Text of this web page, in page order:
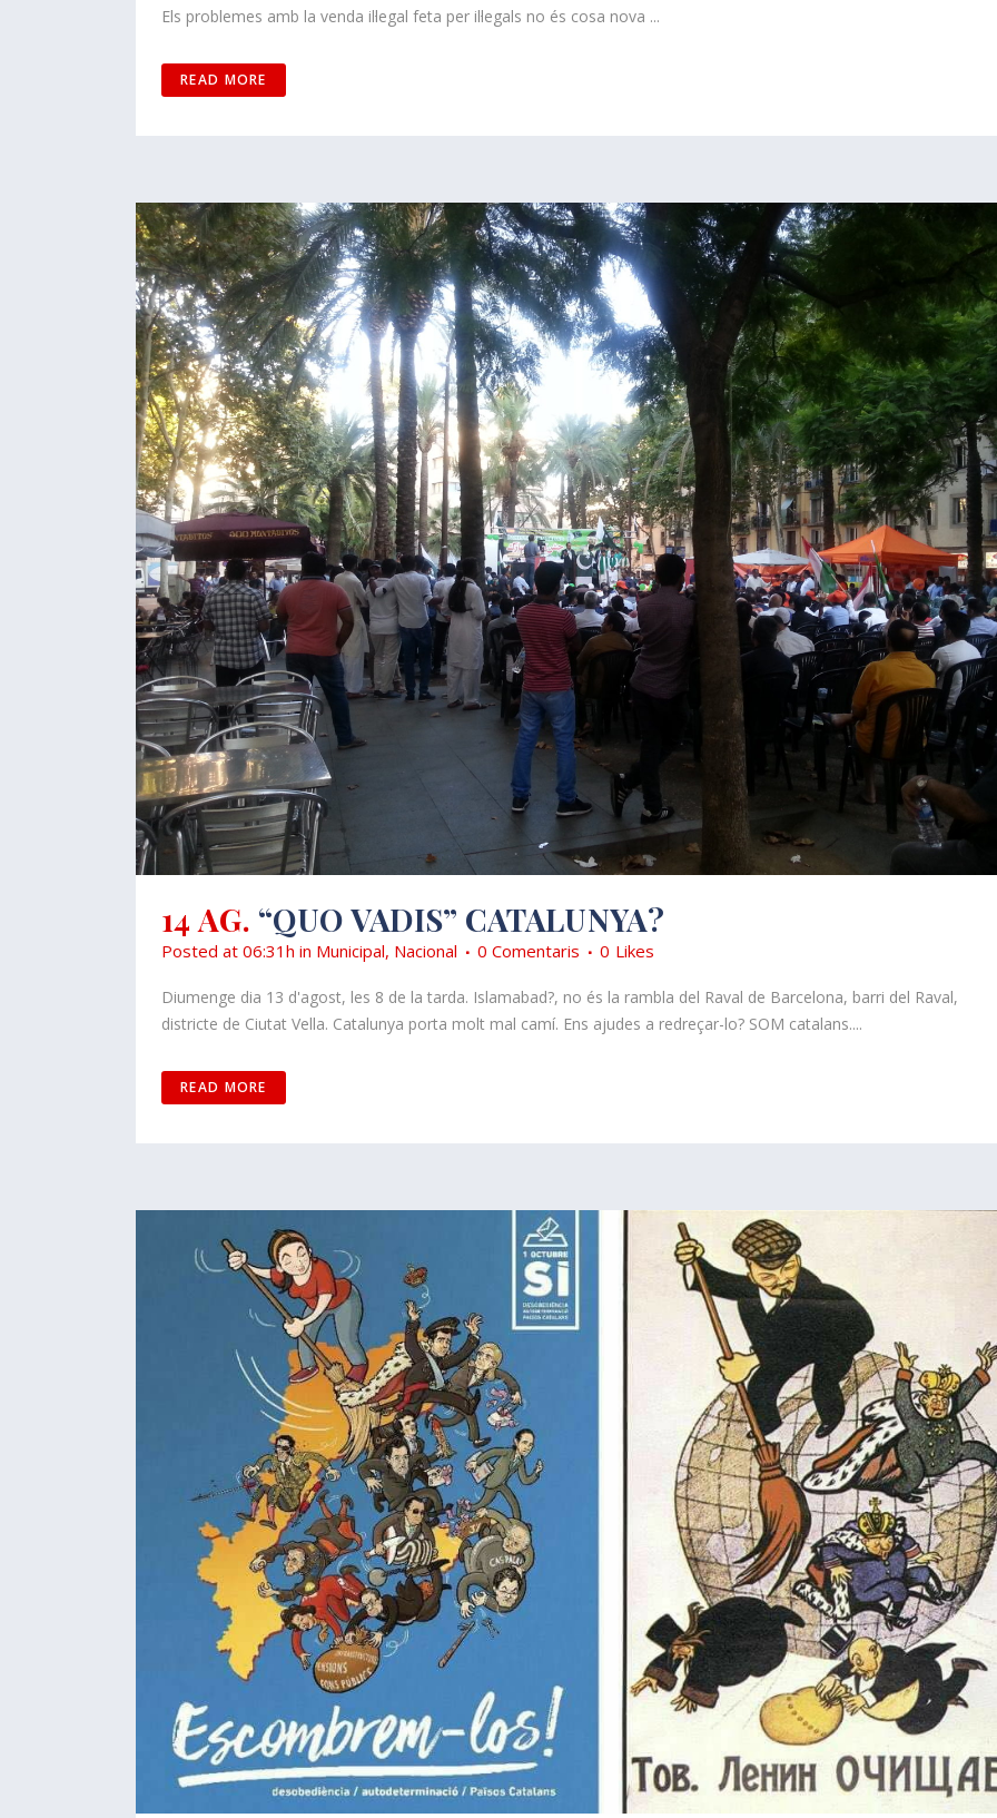
Els problemes amb la venda il·legal feta per il·legals no és cosa nova ...
READ MORE
14 AG. “QUO VADIS” CATALUNYA?
Posted at 06:31h in Municipal, Nacional 0 Comentaris 0 Likes
Diumenge dia 13 d'agost, les 8 de la tarda. Islamabad?, no és la rambla del Raval de Barcelona, barri del Raval,
districte de Ciutat Vella. Catalunya porta molt mal camí. Ens ajudes a redreçar-lo? SOM catalans....
READ MORE